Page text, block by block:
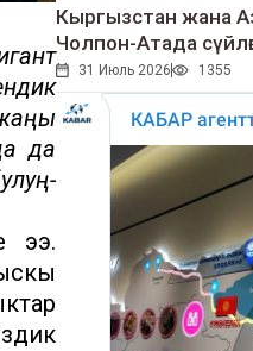
да
ээ.
Кыргызстан жана
Чолпон-Атада
31 Июль 2026 1355